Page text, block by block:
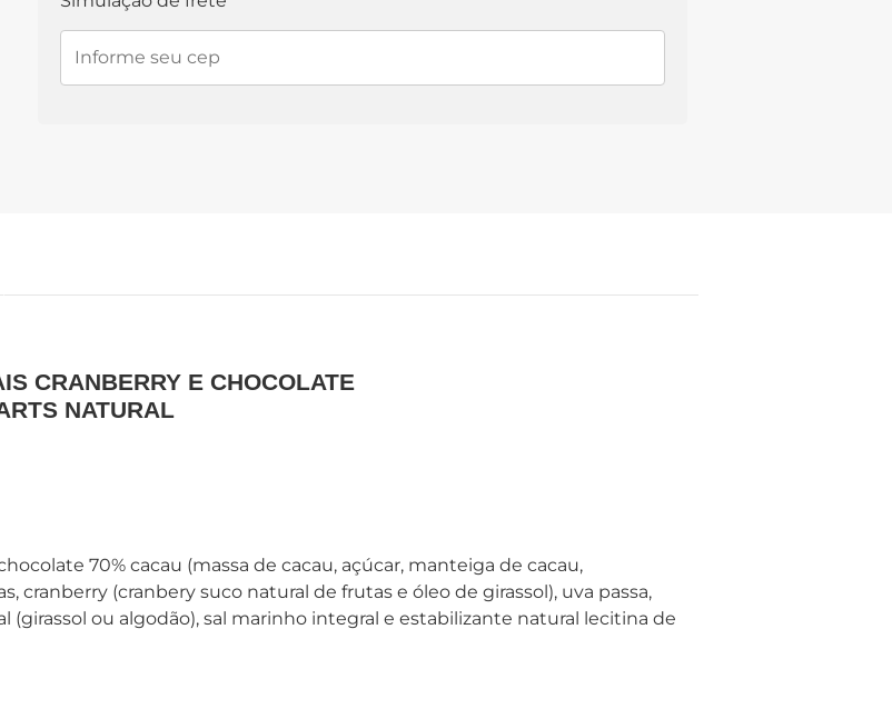
CRANBERRY E CHOCOLATE
NATURAL
70% cacau (massa de cacau, açúcar, manteiga de cacau,
cranberry (cranbery suco natural de frutas e óleo de girassol), uva passa,
(girassol ou algodão), sal marinho integral e estabilizante natural lecitina de